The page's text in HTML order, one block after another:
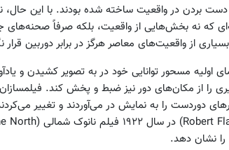
دست بردن در واقعیت ساخته شده بودند. با این
که نه بخش‌هایی از واقعیت، بلکه صرفاً
از واقعیت‌های معاصر هرگز در برابر دوربین قرار
اولیه مسحور توانایی خود در به تصویر کشیدن و
را از مکان‌های دور نیز ضبط و پخش کند.
دوردست را به نمایش در می‌آوردند و تغییر
را نشان دهد.